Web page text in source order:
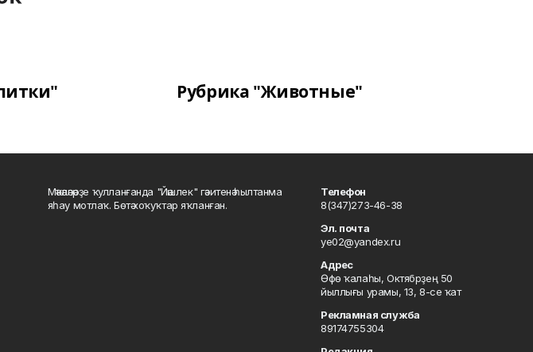
Рубрика "Животные"
Мәҡәләләрҙе ҡулланғанда "Йәшлек" гәзитенә һылтанма
яһау мотлаҡ. Бөтә хоҡуҡтар яҡланған.
Телефон
8(347)273-46-38
Эл. почта
ye02@yandex.ru
Адрес
Өфө ҡалаһы, Октябрҙең 50
йыллығы урамы, 13, 8-се ҡат
Рекламная служба
89174755304